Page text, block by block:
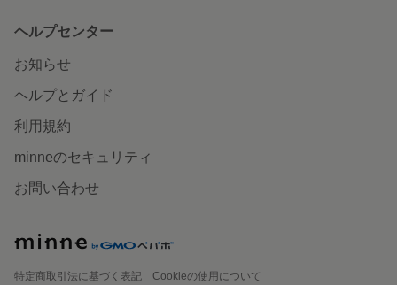
ヘルプセンター
お知らせ
ヘルプとガイド
利用規約
minneのセキュリティ
お問い合わせ
特定商取引法に基づく表記
Cookieの使用について